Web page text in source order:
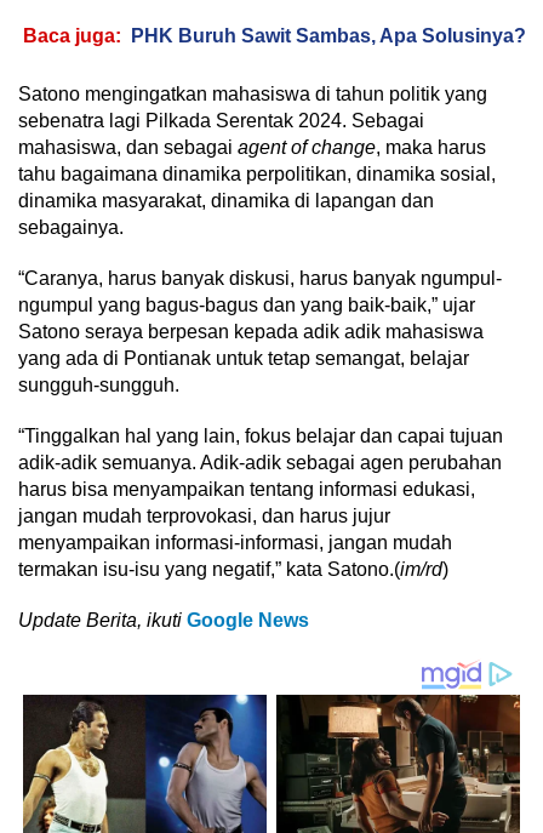
Baca juga: PHK Buruh Sawit Sambas, Apa Solusinya?
Satono mengingatkan mahasiswa di tahun politik yang
sebenatra lagi Pilkada Serentak 2024. Sebagai
mahasiswa, dan sebagai agent of change, maka harus
tahu bagaimana dinamika perpolitikan, dinamika sosial,
dinamika masyarakat, dinamika di lapangan dan
sebagainya.
“Caranya, harus banyak diskusi, harus banyak ngumpul-
ngumpul yang bagus-bagus dan yang baik-baik,” ujar
Satono seraya berpesan kepada adik adik mahasiswa
yang ada di Pontianak untuk tetap semangat, belajar
sungguh-sungguh.
“Tinggalkan hal yang lain, fokus belajar dan capai tujuan
adik-adik semuanya. Adik-adik sebagai agen perubahan
harus bisa menyampaikan tentang informasi edukasi,
jangan mudah terprovokasi, dan harus jujur
menyampaikan informasi-informasi, jangan mudah
termakan isu-isu yang negatif,” kata Satono.(im/rd)
Update Berita, ikuti Google News